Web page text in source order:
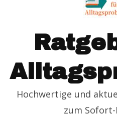
Hochwertige und
zum